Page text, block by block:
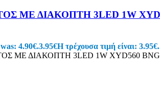
Ηλεκτρονικά Εξαρτήματα
Φωτοβολταϊκά
ΜΕ ΔΙΑΚΟΠΤΗ 3LED 1W
4.90€.3.95€Η τρέχουσα τιμή είναι: 3.95€.
ΜΕ ΔΙΑΚΟΠΤΗ 3LED 1W XYD560 BNG